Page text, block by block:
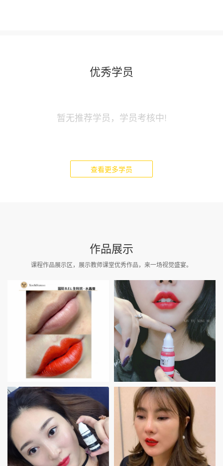
优秀学员
暂无推荐学员，学员考核中!
查看更多学员
作品展示
课程作品展示区，展示教师课堂优秀作品，来一场视觉盛宴。